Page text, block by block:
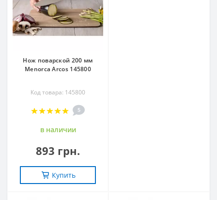
Нож поварской 200 мм
Menorca Arcos 145800
Код товара: 145800
5
в наличии
893 грн.
Купить